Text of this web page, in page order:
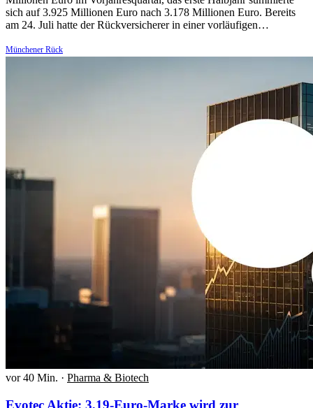
sich auf 3.925 Millionen Euro nach 3.178 Millionen Euro. Bereits
am 24. Juli hatte der Rückversicherer in einer vorläufigen…
Münchener Rück
vor 40 Min. · Pharma & Biotech
Evotec Aktie: 3,19-Euro-Marke wird zur